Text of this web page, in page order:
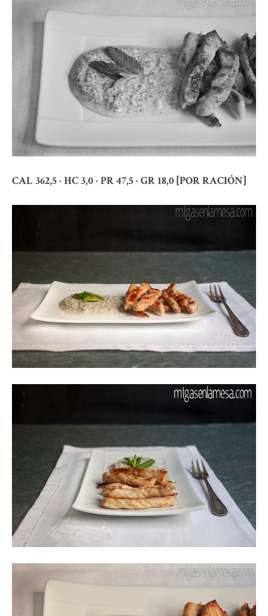
CAL 362,5 · HC 3,0 · PR 47,5 · GR 18,0 [POR RACIÓN]